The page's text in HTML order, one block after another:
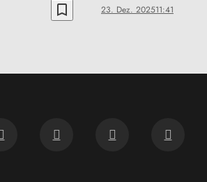
bookmark_border 23. Dez. 202511:41